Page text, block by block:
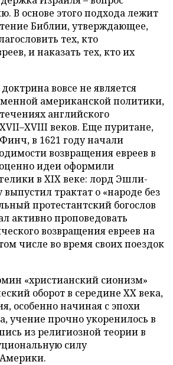
В основе этого подхода лежит
Библии, утверждающее,
тех, кто
и наказать тех, кто их
вовсе не является
американской политики,
английского
веков. Еще пуритане,
в 1621 году начали
возвращения евреев в
идеи оформили
в XIX веке: лорд Эшли-
выпустил трактат о «народе без
протестантский богослов
активно проповедовать
возвращения евреев на
числе во время своих поездок
«христианский сионизм»
оборот в середине XX века,
особенно начиная с эпохи
учение прочно укоренилось в
из религиозной теории в
силу